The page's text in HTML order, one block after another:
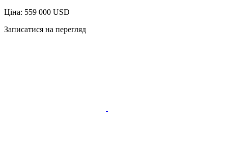
Ціна: 559 000 USD
Записатися на перегляд